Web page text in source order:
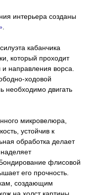
интерьера созданы
.
кабанчика
который проходит
и направления ворса.
ходовой
необходимо двигать
микровелюра,
устойчив к
обработка делает
флисовой
его прочность.
создающим